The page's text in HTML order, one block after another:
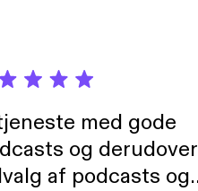
med gode
og derudover
af podcasts og